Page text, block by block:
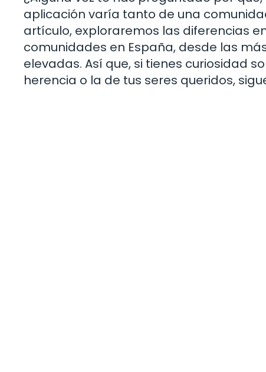
aplicación varía tanto de una
artículo, exploraremos las diferencias
comunidades en España, desde las
elevadas. Así que, si tienes curiosidad
herencia o la de tus seres queridos,